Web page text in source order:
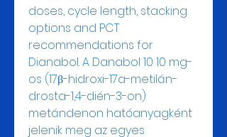
doses, cycle length, stacking
options and PCT
recommendations for
Dianabol. A Danabol 10 10 mg-
os (17β-hidroxi-17a-metilán-
drosta-1,4-dién-3-on)
metándenon hatóanyagként
jelenik meg az egyes